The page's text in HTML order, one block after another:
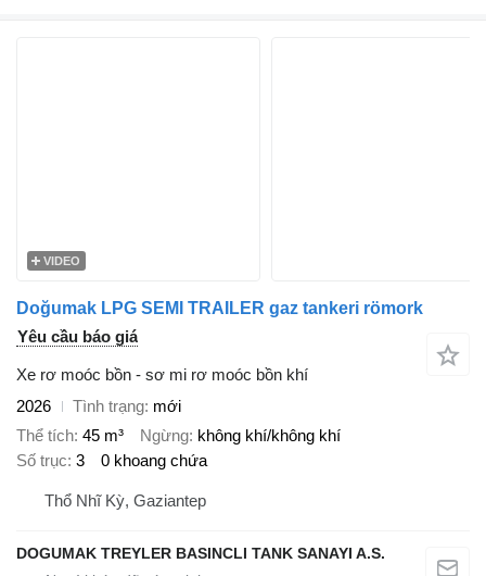
VIDEO
Doğumak LPG SEMI TRAILER gaz tankeri römork
Yêu cầu báo giá
Xe rơ moóc bồn - sơ mi rơ moóc bồn khí
2026
Tình trạng mới
Thể tích 45 m³ Ngừng không khí/không khí
Số trục 3 0 khoang chứa
Thổ Nhĩ Kỳ, Gaziantep
DOGUMAK TREYLER BASINCLI TANK SANAYI A.S.